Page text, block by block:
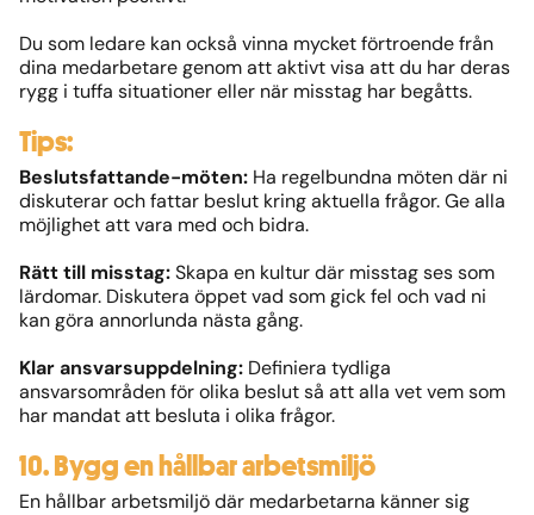
Du som ledare kan också vinna mycket förtroende från
dina medarbetare genom att aktivt visa att du har deras
rygg i tuffa situationer eller när misstag har begåtts.
Tips:
Beslutsfattande-möten: Ha regelbundna möten där ni
diskuterar och fattar beslut kring aktuella frågor. Ge alla
möjlighet att vara med och bidra.
Rätt till misstag:Skapa en kultur där misstag ses som
lärdomar. Diskutera öppet vad som gick fel och vad ni
kan göra annorlunda nästa gång.
Klar ansvarsuppdelning: Definiera tydliga
ansvarsområden för olika beslut så att alla vet vem som
har mandat att besluta i olika frågor.
10. Bygg en hållbar arbetsmiljö
En hållbar arbetsmiljö där medarbetarna känner sig